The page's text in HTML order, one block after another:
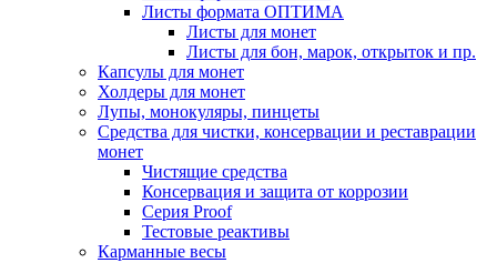
Листы формата ОПТИМА
Листы для монет
Листы для бон, марок, открыток и пр.
Капсулы для монет
Холдеры для монет
Лупы, монокуляры, пинцеты
Средства для чистки, консервации и реставрации
монет
Чистящие средства
Консервация и защита от коррозии
Серия Proof
Тестовые реактивы
Карманные весы